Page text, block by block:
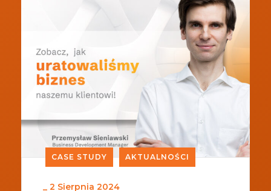
CASE STUDY AKTUALNOŚCI
_ 2 Sierpnia 2024